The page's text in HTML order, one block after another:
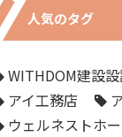
人気のタグ
WITHDOM建設
アイ工務店
ウェルネストホ